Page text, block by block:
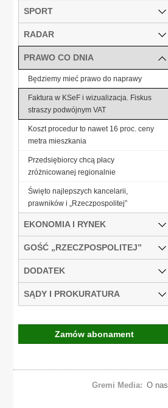
SPORT
RADAR
PRAWO CO DNIA
Będziemy mieć prawo do naprawy
Faktura w KSeF i wizualizacja. Fiskus
straszy podwójnym VAT
Koszt procedur to nawet 16 proc. ceny
metra mieszkania
Przedsiębiorcy chcą płacy
zróżnicowanej regionalnie
Święto najlepszych kancelarii,
prawników i „Rzeczpospolitej”
EKONOMIA I RYNEK
GOŚĆ „RZECZPOSPOLITEJ”
DODATEK
SĄDY I PROKURATURA
Zamów abonament
Gremi Media: O nas